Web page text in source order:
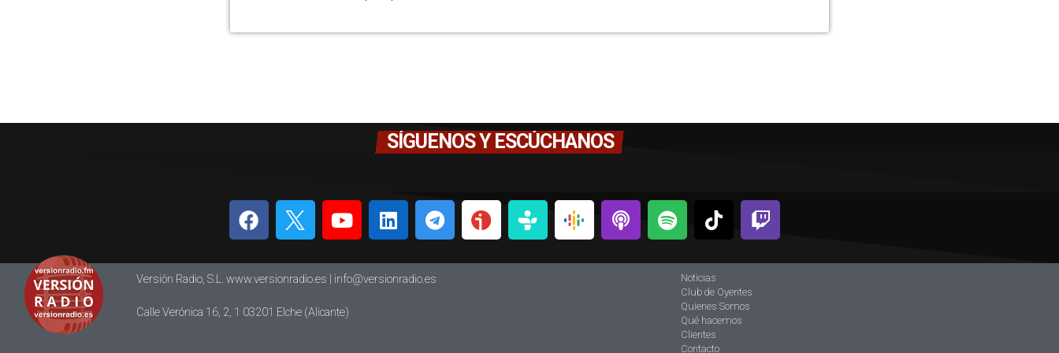
SÍGUENOS Y ESCÚCHANOS
Versión Radio, S.L. www.versionradio.es | info@versionradio.es
Calle Verónica 16, 2, 1 03201 Elche (Alicante)
Noticias
Club de Oyentes
Quienes Somos
Qué hacemos
Clientes
Contacto